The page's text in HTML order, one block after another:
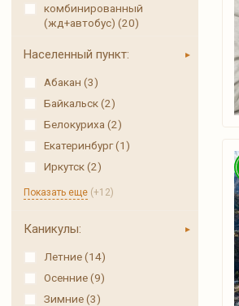
комбинированный
(жд+автобус) (20)
Населенный пункт:
Абакан (3)
Байкальск (2)
Белокуриха (2)
Екатеринбург (1)
Иркутск (2)
Показать еще (+12)
Каникулы:
Летние (14)
Осенние (9)
Зимние (3)